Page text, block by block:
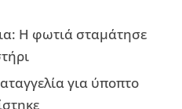
Η φωτιά σταμάτησε
για ύποπτο